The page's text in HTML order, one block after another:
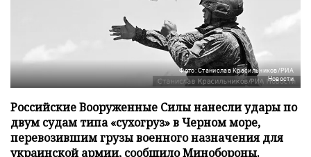
Фото: Станислав Красильников/РИА
Новости
Российские Вооруженные Силы нанесли удары по
двум судам типа «сухогруз» в Черном море,
перевозившим грузы военного назначения для
украинской армии, сообщило Минобороны.